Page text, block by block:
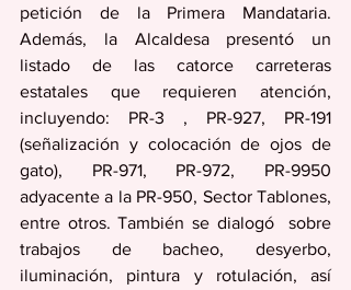
petición de la Primera Mandataria.
Además, la Alcaldesa presentó un
listado de las catorce carreteras
estatales que requieren atención,
incluyendo: PR-3 , PR-927, PR-191
(señalización y colocación de ojos de
gato), PR-971, PR-972, PR-9950
adyacente a la PR-950, Sector Tablones,
entre otros. También se dialogó  sobre
trabajos de bacheo, desyerbo,
iluminación, pintura y rotulación, así